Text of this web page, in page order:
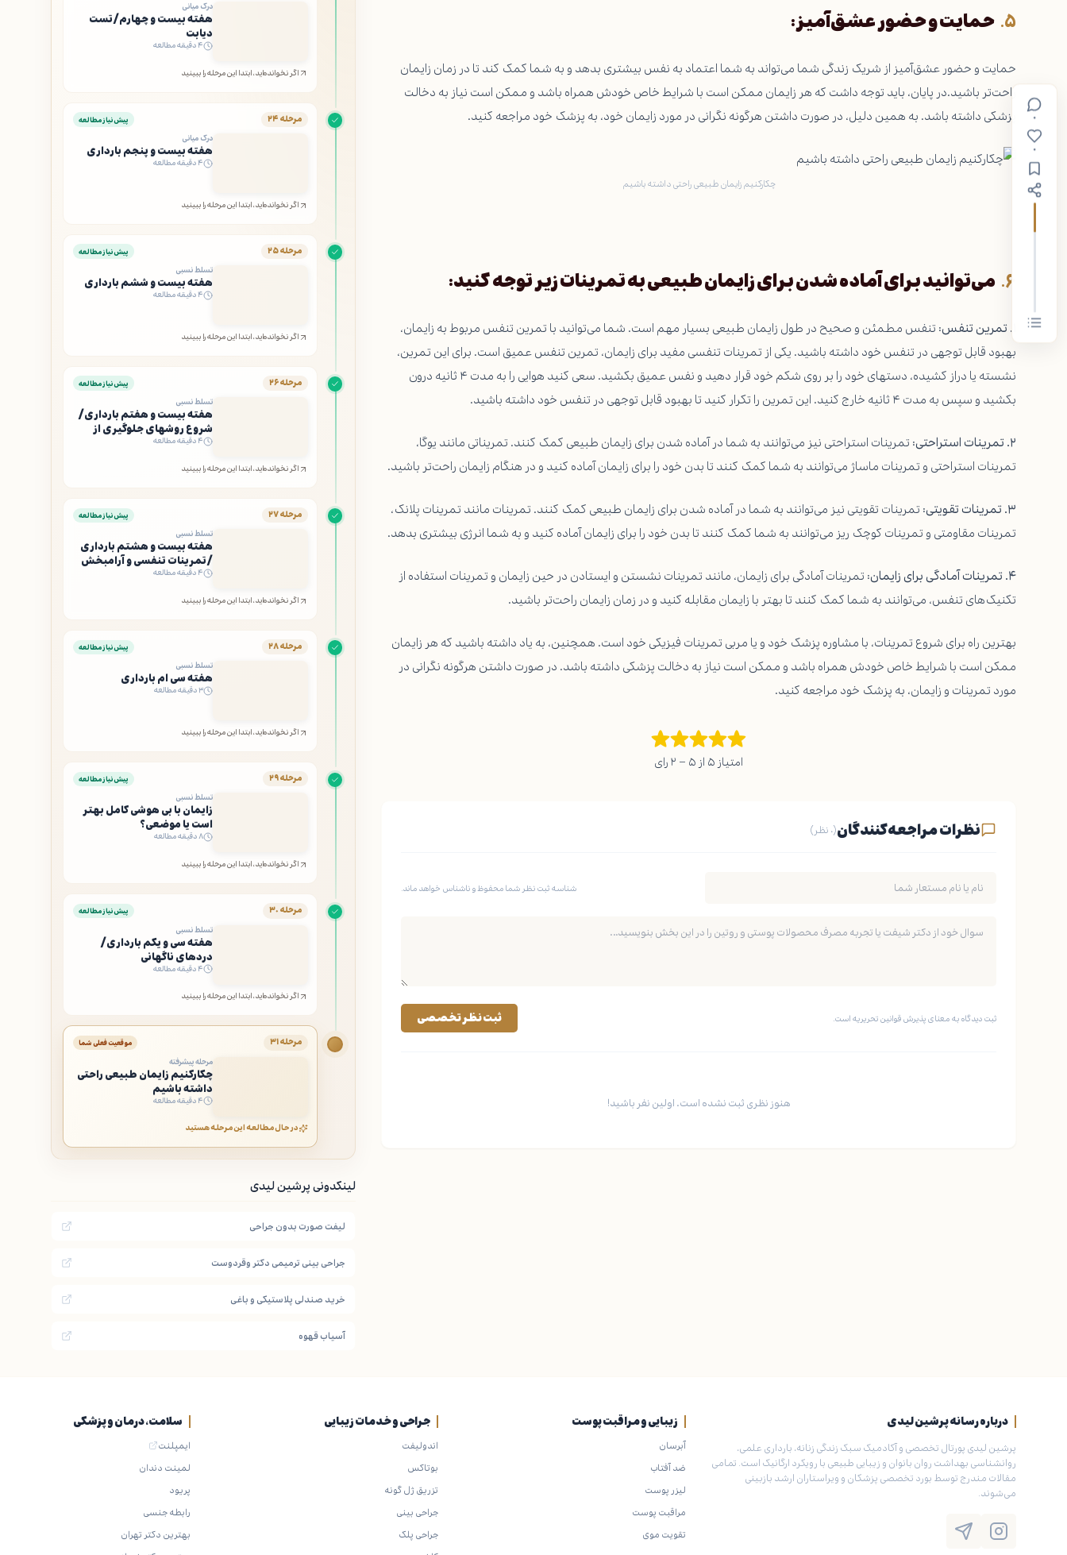
حمایت و حضور عشق‌آمیز:
حمایت و حضور عشق‌آمیز از شریک زندگی شما می‌تواند به شما اعتماد به نفس بیشتری بدهد و به شما کمک کند تا در زمان زایمان
راحت‌تر باشید.در پایان، باید توجه داشت که هر زایمان ممکن است با شرایط خاص خودش همراه باشد و ممکن است نیاز به دخالت
پزشکی داشته باشد. به همین دلیل، در صورت داشتن هرگونه نگرانی در مورد زایمان خود، به پزشک خود مراجعه کنید.
چکارکنیم زایمان طبیعی راحتی داشته باشیم
می‌توانید برای آماده شدن برای زایمان طبیعی به تمرینات زیر توجه کنید:
تنفس مطمئن و صحیح در طول زایمان طبیعی بسیار مهم است. شما می‌توانید با تمرین تنفس مربوط به زایمان،
بهبود قابل توجهی در تنفس خود داشته باشید. یکی از تمرینات تنفسی مفید برای زایمان، تمرین تنفس عمیق است. برای این تمرین،
نشسته یا دراز کشیده، دستهای خود را بر روی شکم خود قرار دهید و نفس عمیق بکشید. سعی کنید هوایی را به مدت ۴ ثانیه درون
بکشید و سپس به مدت ۴ ثانیه خارج کنید. این تمرین را تکرار کنید تا بهبود قابل توجهی در تنفس خود داشته باشید.
۲. تمرینات استراحتی:
تمرینات استراحتی نیز می‌توانند به شما در آماده شدن برای زایمان طبیعی کمک کنند. تمریناتی مانند یوگا،
تمرینات استراحتی و تمرینات ماساژ می‌توانند به شما کمک کنند تا بدن خود را برای زایمان آماده کنید و در هنگام زایمان راحت‌تر باشید.
۳. تمرینات تقویتی:
تمرینات تقویتی نیز می‌توانند به شما در آماده شدن برای زایمان طبیعی کمک کنند. تمرینات مانند تمرینات پلانک،
تمرینات مقاومتی و تمرینات کوچک ریز می‌توانند به شما کمک کنند تا بدن خود را برای زایمان آماده کنید و به شما انرژی بیشتری بدهد.
۴. تمرینات آمادگی برای زایمان:
تمرینات آمادگی برای زایمان، مانند تمرینات نشستن و ایستادن در حین زایمان و تمرینات استفاده از
تکنیک‌های تنفس، می‌توانند به شما کمک کنند تا بهتر با زایمان مقابله کنید و در زمان زایمان راحت‌تر باشید.
بهترین راه برای شروع تمرینات، با مشاوره پزشک خود و یا مربی تمرینات فیزیکی خود است. همچنین، به یاد داشته باشید که هر زایمان
ممکن است با شرایط خاص خودش همراه باشد و ممکن است نیاز به دخالت پزشکی داشته باشد. در صورت داشتن هرگونه نگرانی در
مورد تمرینات و زایمان، به پزشک خود مراجعه کنید.
امتیاز ۵ از ۵ – ۲ رای
نظرات مراجعه‌کنندگان(۰ نظر)
شناسه ثبت نظر شما محفوظ و ناشناس خواهد ماند.
ثبت دیدگاه به معنای پذیرش قوانین تحریریه است. ثبت نظر تخصصی
هنوز نظری ثبت نشده است. اولین نفر باشید!
درک میانی
هفته بیست و چهارم/تست
دیابت
۴ دقیقه مطالعه
اگر نخوانده‌اید، ابتدا این مرحله را ببینید
مرحله ۲۴ پیش‌نیاز مطالعه
درک میانی
هفته بیست و پنجم بارداری
۴ دقیقه مطالعه
اگر نخوانده‌اید، ابتدا این مرحله را ببینید
مرحله ۲۵ پیش‌نیاز مطالعه
تسلط نسبی
هفته بیست و ششم بارداری
۴ دقیقه مطالعه
اگر نخوانده‌اید، ابتدا این مرحله را ببینید
مرحله ۲۶ پیش‌نیاز مطالعه
تسلط نسبی
هفته بیست و هفتم بارداری/
شروع روشهای جلوگیری از
بارداری
۴ دقیقه مطالعه
اگر نخوانده‌اید، ابتدا این مرحله را ببینید
مرحله ۲۷ پیش‌نیاز مطالعه
تسلط نسبی
هفته بیست و هشتم بارداری
/تمرینات تنفسی و آرامبخش
۴ دقیقه مطالعه
اگر نخوانده‌اید، ابتدا این مرحله را ببینید
مرحله ۲۸ پیش‌نیاز مطالعه
تسلط نسبی
هفته سی ام بارداری
۳ دقیقه مطالعه
اگر نخوانده‌اید، ابتدا این مرحله را ببینید
مرحله ۲۹ پیش‌نیاز مطالعه
تسلط نسبی
زایمان با بی هوشی کامل بهتر
است یا موضعی؟
۸ دقیقه مطالعه
اگر نخوانده‌اید، ابتدا این مرحله را ببینید
مرحله ۳۰ پیش‌نیاز مطالعه
تسلط نسبی
هفته سی و یکم بارداری/
دردهای ناگهانی
۴ دقیقه مطالعه
اگر نخوانده‌اید، ابتدا این مرحله را ببینید
مرحله ۳۱ موقعیت فعلی شما
مرحله پیشرفته
چکارکنیم زایمان طبیعی راحتی
داشته باشیم
۴ دقیقه مطالعه
در حال مطالعه این مرحله هستید
لینکدونی پرشین لیدی
لیفت صورت بدون جراحی
جراحی بینی ترمیمی دکتر وقردوست
خرید صندلی پلاستیکی و باغی
آسیاب قهوه
۰
۰
درباره رسانه پرشین لیدی
پرشین لیدی پورتال تخصصی و آکادمیک سبک زندگی زنانه، بارداری علمی،
روانشناسی بهداشت روان بانوان و زیبایی طبیعی با رویکرد ارگانیک است. تمامی
مقالات مندرج توسط بورد تخصصی پزشکان و ویراستاران ارشد بازبینی
می‌شوند.
زیبایی و مراقبت پوست
آبرسان
ضد آفتاب
لیزر پوست
مراقبت پوست
تقویت موی
جراحی و خدمات زیبایی
اندولیفت
بوتاکس
تزریق ژل گونه
جراحی بینی
جراحی پلک
سلامت، درمان و پزشکی
ایمپلنت
لمینت دندان
پریود
رابطه جنسی
بهترین دکتر تهران